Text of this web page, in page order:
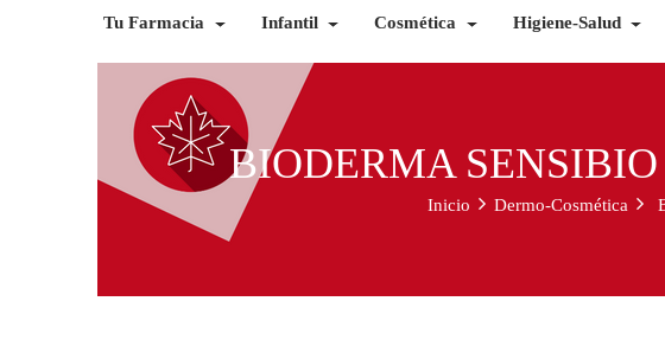
Tu Farmacia Infantil Cosmética Higiene-Salud
BIODERMA
Inicio Dermo-Cosmética